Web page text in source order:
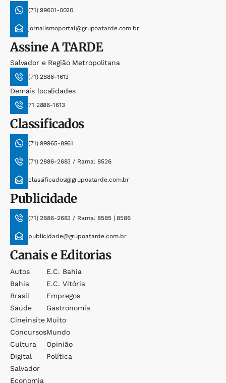
(71) 99601-0020
jornalismoportal@grupoatarde.com.br
AssineA TARDE
Salvador e Região Metropolitana
(71) 2886-1613
Demais localidades
71 2886-1613
Classificados
(71) 99965-8961
(71) 2886-2683 / Ramal 8526
classificados@grupoatarde.com.br
Publicidade
(71) 2886-2683 / Ramal 8585 | 8586
publicidade@grupoatarde.com.br
Canais e Editorias
Autos
Bahia
Brasil
Saúde
Cineinsite
Concursos
Cultura
Digital
Salvador
Economia
E.c. Bahia
E.c. Vitória
Empregos
Gastronomia
Muito
Mundo
Opinião
Política